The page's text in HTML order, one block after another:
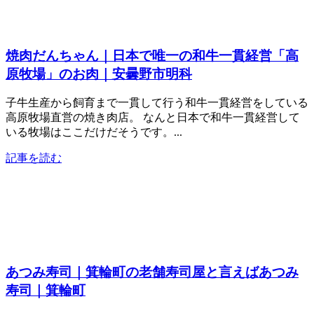
焼肉だんちゃん｜日本で唯一の和牛一貫経営「高
原牧場」のお肉｜安曇野市明科
子牛生産から飼育まで一貫して行う和牛一貫経営をしている
高原牧場直営の焼き肉店。 なんと日本で和牛一貫経営して
いる牧場はここだけだそうです。...
記事を読む
あつみ寿司｜箕輪町の老舗寿司屋と言えばあつみ
寿司｜箕輪町